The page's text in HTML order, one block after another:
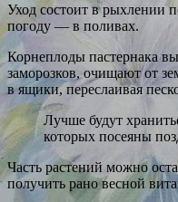
Уход состоит в рыхлении
погоду — в поливах.
Корнеплоды пастернака
заморозков, очищают от
в ящики, переслаивая
Лучше будут
которых посеяны
Часть растений можно
получить рано весной